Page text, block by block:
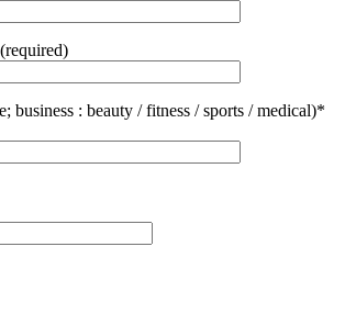
business : beauty / fitness / sports / medical)*